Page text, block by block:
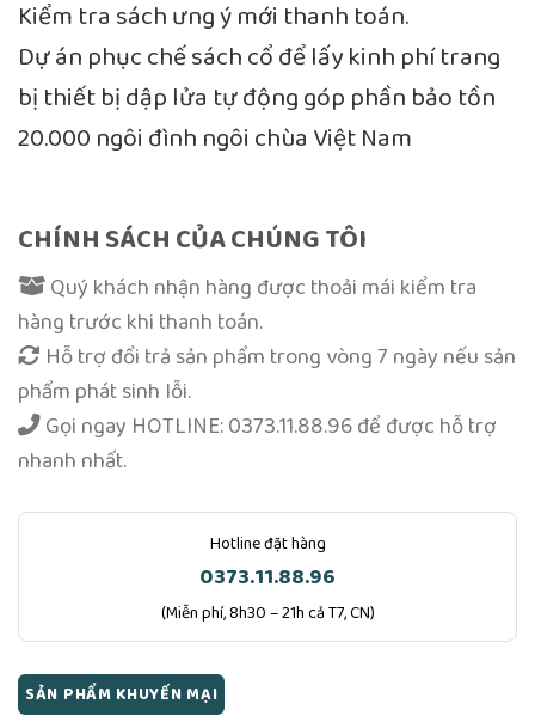
Kiểm tra sách ưng ý mới thanh toán.
Dự án phục chế sách cổ để lấy kinh phí trang
bị thiết bị dập lửa tự động góp phần bảo tồn
20.000 ngôi đình ngôi chùa Việt Nam
CHÍNH SÁCH CỦA CHÚNG TÔI
Quý khách nhận hàng được thoải mái kiểm tra
hàng trước khi thanh toán.
Hỗ trợ đổi trả sản phẩm trong vòng 7 ngày nếu sản
phẩm phát sinh lỗi.
Gọi ngay HOTLINE: 0373.11.88.96để được hỗ trợ
nhanh nhất.
Hotline đặt hàng
0373.11.88.96
(Miễn phí, 8h30 – 21h cả T7, CN)
SẢN PHẨM KHUYẾN MẠI